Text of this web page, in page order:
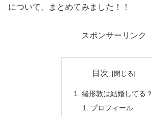
について、まとめてみました！！
スポンサーリンク
目次
緒形敦は結婚してる？
プロフィール